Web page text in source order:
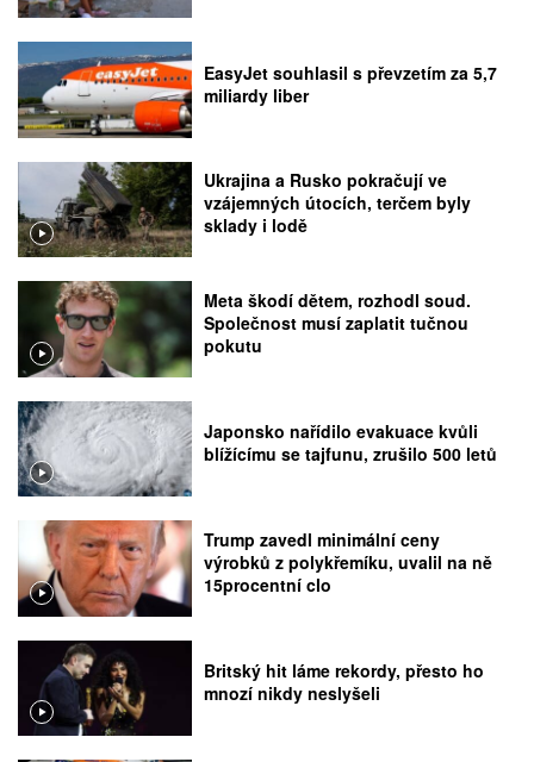
EasyJet souhlasil s převzetím za 5,7
miliardy liber
Ukrajina a Rusko pokračují ve
vzájemných útocích, terčem byly
sklady i lodě
Meta škodí dětem, rozhodl soud.
Společnost musí zaplatit tučnou
pokutu
Japonsko nařídilo evakuace kvůli
blížícímu se tajfunu, zrušilo 500 letů
Trump zavedl minimální ceny
výrobků z polykřemíku, uvalil na ně
15procentní clo
Britský hit láme rekordy, přesto ho
mnozí nikdy neslyšeli